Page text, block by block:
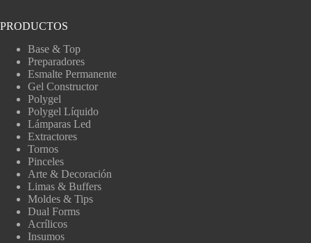
PRODUCTOS
Base & Top
Preparadores
Esmalte Permanente
Gel Constructor
Polygel
Polygel Líquido
Lámparas Led
Extractores
Tornos
Pinceles
Arte & Decoración
Limas & Buffers
Moldes & Tips
Dual Forms
Acrílicos
Insumos